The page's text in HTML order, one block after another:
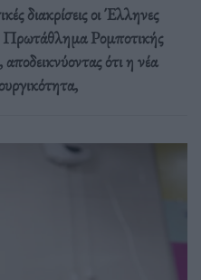
διακρίσεις οι Έλληνες
Πρωτάθλημα Ρομποτικής
ότι η νέα